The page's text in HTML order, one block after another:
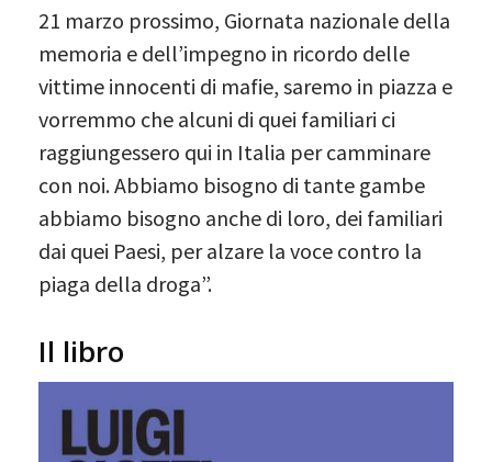
21 marzo prossimo, Giornata nazionale della
memoria e dell’impegno in ricordo delle
vittime innocenti di mafie, saremo in piazza e
vorremmo che alcuni di quei familiari ci
raggiungessero qui in Italia per camminare
con noi. Abbiamo bisogno di tante gambe
abbiamo bisogno anche di loro, dei familiari
dai quei Paesi, per alzare la voce contro la
piaga della droga”.
Il libro